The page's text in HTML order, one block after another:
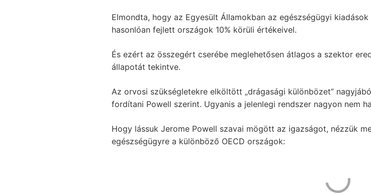
Elmondta, hogy az Egyesült Államokban az egészségügyi
hasonlóan fejlett országok 10% körüli értékeivel.
És ezért az összegért cserébe meglehetősen átlagos a szektor
állapotát tekintve.
Az orvosi szükségletekre elköltött „drágasági különbözet”
fordítani Powell szerint. Ugyanis a jelenlegi rendszer nagyon nem
Hogy lássuk Jerome Powell szavai mögött az igazságot, nézzük
egészségügyre a különböző OECD országok: